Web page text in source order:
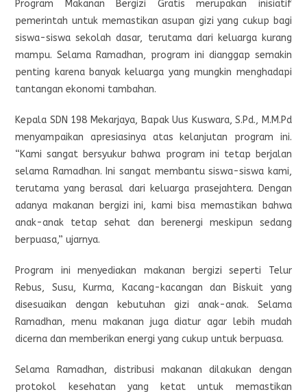
Program Makanan Bergizi Gratis merupakan inisiatif
pemerintah untuk memastikan asupan gizi yang cukup bagi
siswa-siswa sekolah dasar, terutama dari keluarga kurang
mampu. Selama Ramadhan, program ini dianggap semakin
penting karena banyak keluarga yang mungkin menghadapi
tantangan ekonomi tambahan.
Kepala SDN 198 Mekarjaya, Bapak Uus Kuswara, S.Pd., M.M.Pd
menyampaikan apresiasinya atas kelanjutan program ini.
“Kami sangat bersyukur bahwa program ini tetap berjalan
selama Ramadhan. Ini sangat membantu siswa-siswa kami,
terutama yang berasal dari keluarga prasejahtera. Dengan
adanya makanan bergizi ini, kami bisa memastikan bahwa
anak-anak tetap sehat dan berenergi meskipun sedang
berpuasa,” ujarnya.
Program ini menyediakan makanan bergizi seperti Telur
Rebus, Susu, Kurma, Kacang-kacangan dan Biskuit yang
disesuaikan dengan kebutuhan gizi anak-anak. Selama
Ramadhan, menu makanan juga diatur agar lebih mudah
dicerna dan memberikan energi yang cukup untuk berpuasa.
Selama Ramadhan, distribusi makanan dilakukan dengan
protokol kesehatan yang ketat untuk memastikan